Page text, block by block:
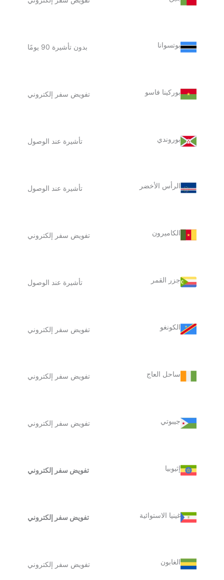
بوتسوانا بدون تأشيرة 90 يومًا
بوركينا فاسو تفويض سفر إلكتروني
بوروندي تأشيرة عند الوصول
الرأس الأخضر تأشيرة عند الوصول
الكاميرون تفويض سفر إلكتروني
جزر القمر تأشيرة عند الوصول
الكونغو تفويض سفر إلكتروني
ساحل العاج تفويض سفر إلكتروني
جيبوتي تفويض سفر إلكتروني
إثيوبيا تفويض سفر إلكتروني
غينيا الاستوائية تفويض سفر إلكتروني
الغابون تفويض سفر إلكتروني